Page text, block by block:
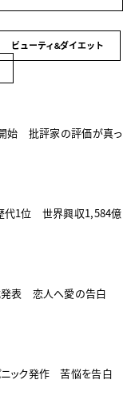
ビューティ&ダイエット
開始 批評家の評価が真っ
歴代1位 世界興収1,584億
発表 恋人へ愛の告白
ニック発作 苦悩を告白